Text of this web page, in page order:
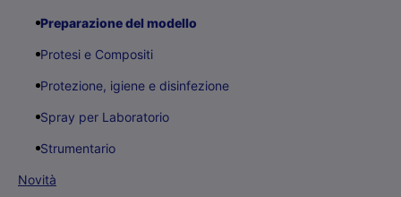
Preparazione del modello
Protesi e Compositi
Protezione, igiene e disinfezione
Spray per Laboratorio
Strumentario
Novità